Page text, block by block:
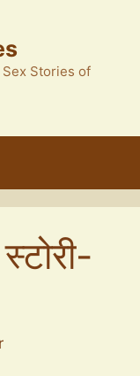
Sex Stories of